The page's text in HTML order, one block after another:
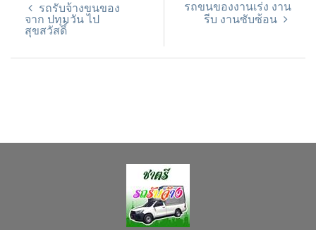
รถรับจ้างขนของ
จาก ปทุมวัน ไป
สุขสวัสดิ์
รถขนของงานเร่ง งาน
รีบ งานซับซ้อน